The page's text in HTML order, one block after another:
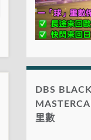
DBS
里數